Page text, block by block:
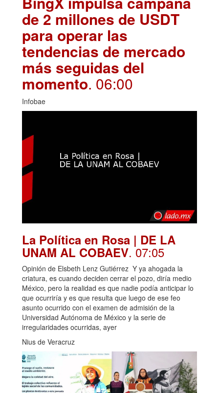
de 2 millones de USDT
para operar las
tendencias de mercado
más seguidas del
momento. 06:00
Infobae
La Política en Rosa | DE LA
UNAM AL COBAEV. 07:05
Opinión de Elsbeth Lenz Gutiérrez Y ya ahogada la
criatura, es cuando deciden cerrar el pozo, diría medio
México, pero la realidad es que nadie podía anticipar lo
que ocurriría y es que resulta que luego de ese feo
asunto ocurrido con el examen de admisión de la
Universidad Autónoma de México y la serie de
irregularidades ocurridas, ayer
Nius de Veracruz